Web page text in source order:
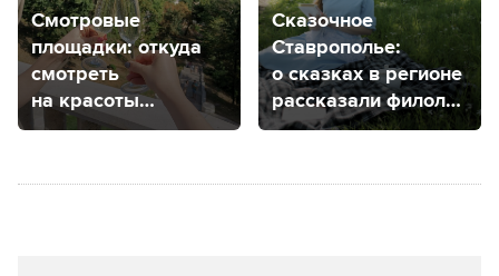
Смотровые
площадки: откуда
смотреть
на красоты
Ставрополя
Сказочное
Ставрополье:
о сказках в регионе
рассказали филолог
и культуролог